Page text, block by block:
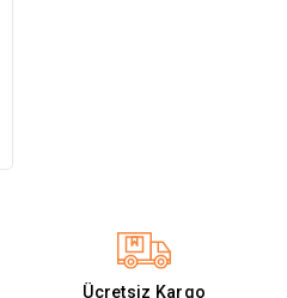
Ücretsiz Kargo